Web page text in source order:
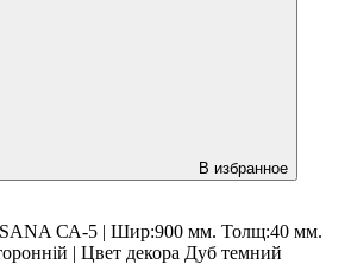
В избранное
СА-5 | Шир:900 мм. Толщ:40 мм.
| Цвет декора Дуб темний